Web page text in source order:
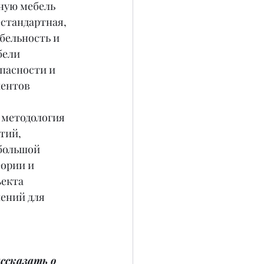
мебель
и
и
и
для
о